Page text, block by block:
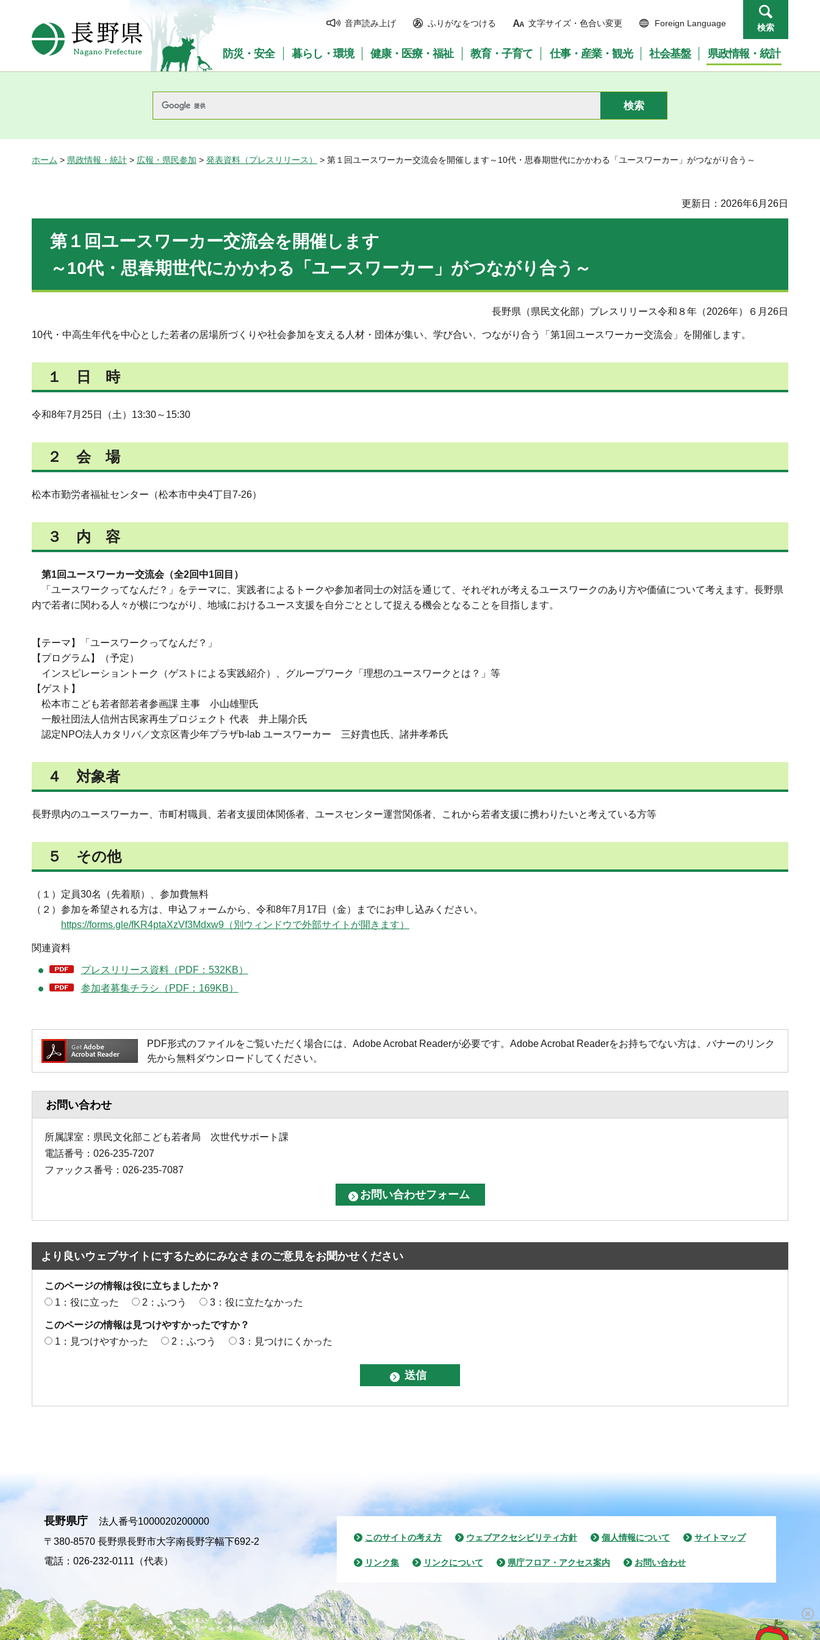
長野県Nagano Prefecture
音声読み上げ ふりがなをつける 文字サイズ・色合い変更 Foreign Language 検索
防災・安全 暮らし・環境 健康・医療・福祉 教育・子育て 仕事・産業・観光 社会基盤 県政情報・統計
ホーム > 県政情報・統計 > 広報・県民参加 > 発表資料（プレスリリース） > 第１回ユースワーカー交流会を開催します～10代・思春期世代にかかわる「ユースワーカー」がつながり合う～
更新日：2026年6月26日
第１回ユースワーカー交流会を開催します
～10代・思春期世代にかかわる「ユースワーカー」がつながり合う～
長野県（県民文化部）プレスリリース令和８年（2026年）６月26日
10代・中高生年代を中心とした若者の居場所づくりや社会参加を支える人材・団体が集い、学び合い、つながり合う「第1回ユースワーカー交流会」を開催します。
１ 日 時
令和8年7月25日（土）13:30～15:30
２ 会 場
松本市勤労者福祉センター（松本市中央4丁目7-26）
３ 内 容
第1回ユースワーカー交流会（全2回中1回目）
「ユースワークってなんだ？」をテーマに、実践者によるトークや参加者同士の対話を通じて、それぞれが考えるユースワークのあり方や価値について考えます。長野県
内で若者に関わる人々が横につながり、地域におけるユース支援を自分ごととして捉える機会となることを目指します。
【テーマ】「ユースワークってなんだ？」
【プログラム】（予定）
インスピレーショントーク（ゲストによる実践紹介）、グループワーク「理想のユースワークとは？」等
【ゲスト】
松本市こども若者部若者参画課 主事 小山雄聖氏
一般社団法人信州古民家再生プロジェクト 代表 井上陽介氏
認定NPO法人カタリバ／文京区青少年プラザb-lab ユースワーカー 三好貴也氏、諸井孝希氏
４ 対象者
長野県内のユースワーカー、市町村職員、若者支援団体関係者、ユースセンター運営関係者、これから若者支援に携わりたいと考えている方等
５ その他
（１）定員30名（先着順）、参加費無料
（２）参加を希望される方は、申込フォームから、令和8年7月17日（金）までにお申し込みください。
https://forms.gle/fKR4ptaXzVf3Mdxw9（別ウィンドウで外部サイトが開きます）
関連資料
プレスリリース資料（PDF：532KB）
参加者募集チラシ（PDF：169KB）
PDF形式のファイルをご覧いただく場合には、Adobe Acrobat Readerが必要です。Adobe Acrobat Readerをお持ちでない方は、バナーのリンク
先から無料ダウンロードしてください。
お問い合わせ
所属課室：県民文化部こども若者局 次世代サポート課
電話番号：026-235-7207
ファックス番号：026-235-7087
より良いウェブサイトにするためにみなさまのご意見をお聞かせください
このページの情報は役に立ちましたか？
1：役に立った
2：ふつう 3：役に立たなかった
このページの情報は見つけやすかったですか？
1：見つけやすかった
2：ふつう 3：見つけにくかった
長野県庁
法人番号1000020200000
〒380-8570 長野県長野市大字南長野字幅下692-2
電話：026-232-0111（代表）
このサイトの考え方 ウェブアクセシビリティ方針 個人情報について サイトマップ
リンク集 リンクについて 県庁フロア・アクセス案内 お問い合わせ